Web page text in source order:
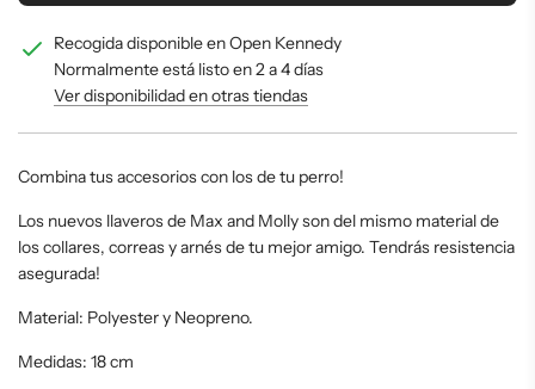
D
O
.
.
.
Recogida disponible en Open Kennedy
Normalmente está listo en 2 a 4 días
Ver disponibilidad en otras tiendas
Combina tus accesorios con los de tu perro!
Los nuevos llaveros de Max and Molly son del mismo material de
los collares, correas y arnés de tu mejor amigo. Tendrás resistencia
asegurada!
Material: Polyester y Neopreno.
Medidas: 18 cm